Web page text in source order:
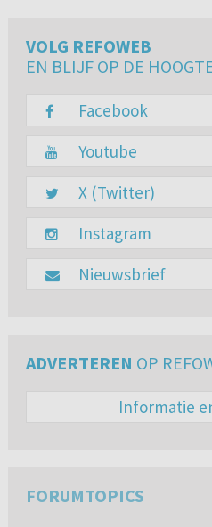
VOLG REFOWEB
EN BLIJF OP DE
Facebook
Youtube
X (Twitter)
Instagram
Nieuwsbrief
ADVERTEREN OP
Informatie
FORUMTOPICS